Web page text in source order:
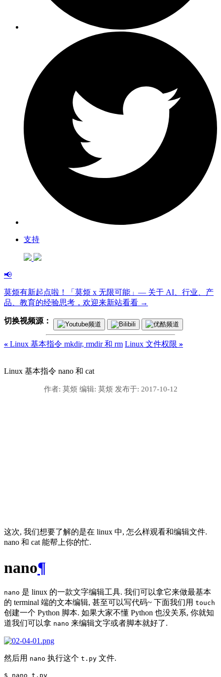
支持
📢
莫烦有新起点啦！「莫烦 x 无限可能」— 关于 AI、行业、产
品、教育的经验思考，欢迎来新站看看 →
切换视频源：
« Linux 基本指令 mkdir, rmdir 和 rm Linux 文件权限 »
Linux 基本指令 nano 和 cat
作者: 莫烦 编辑: 莫烦 发布于: 2017-10-12
这次, 我们想要了解的是在 linux 中, 怎么样观看和编辑文件.
nano 和 cat 能帮上你的忙.
nano¶
nano 是 linux 的一款文字编辑工具. 我们可以拿它来做最基本
的 terminal 端的文本编辑, 甚至可以写代码~ 下面我们用 touch
创建一个 Python 脚本. 如果大家不懂 Python 也没关系, 你就知
道我们可以拿 nano 来编辑文字或者脚本就好了.
然后用 nano 执行这个 t.py 文件.